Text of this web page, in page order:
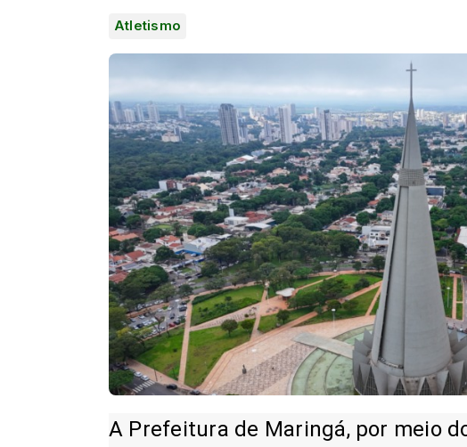
Atletismo
A Prefeitura de Maringá, por meio